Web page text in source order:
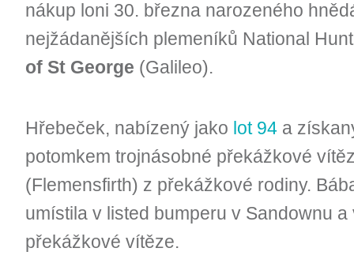
nákup loni 30. března narozeného
nejžádanějších plemeníků National
of St George (Galileo).
Hřebeček, nabízený jako lot 94 a
potomkem trojnásobné překážkové
(Flemensfirth) z překážkové rodiny.
umístila v listed bumperu v Sandownu
překážkové vítěze.